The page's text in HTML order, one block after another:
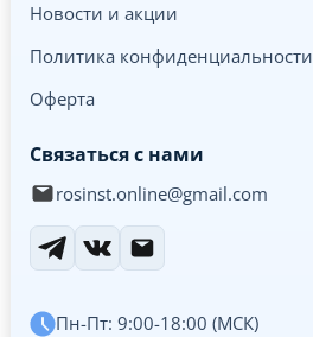
Новости и акции
Политика конфиденциальности
Оферта
Связаться с нами
rosinst.online@gmail.com
Пн-Пт: 9:00-18:00 (МСК)